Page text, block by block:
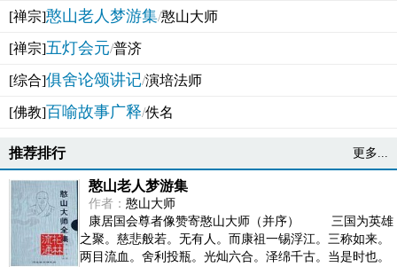
[禅宗]憨山老人梦游集/憨山大师
[禅宗]五灯会元/普济
[综合]俱舍论颂讲记/演培法师
[佛教]百喻故事广释/佚名
推荐排行 更多...
憨山老人梦游集
作者： 憨山大师
康居国会尊者像赞寄憨山大师（并序） 三国为英雄
之聚。慈悲般若。无有人。而康祖一锡浮江。三称如来。
两目流血。舍利投瓶。光灿六合。泽绵千古。当是时也。